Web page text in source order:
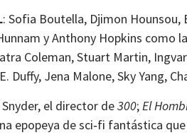
: Sofia Boutella, Djimon Hounsou,
y Anthony Hopkins como
Coleman, Stuart Martin,
Duffy, Jena Malone, Sky Yang,
Snyder, el director de300;El
epopeya de sci‑fi fantástica